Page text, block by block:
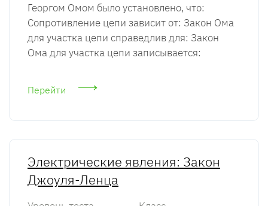
Георгом Омом было установлено, что:
Сопротивление цепи зависит от: Закон Ома
для участка цепи справедлив для: Закон
Ома для участка цепи записывается:
Перейти
Электрические явления: Закон
Джоуля-Ленца